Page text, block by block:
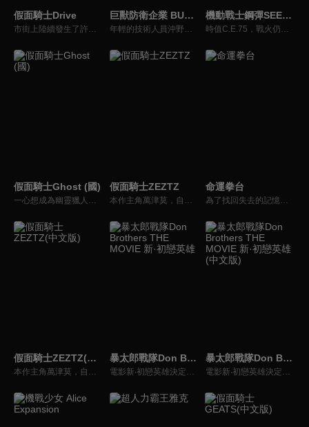
假面騎士Drive 巨獸防衛企業 BULLBUSTER 機動戰士鋼彈SEED FREEDOM
假面騎士Ghost (國)
一心想成為幽靈獵人的天空寺尊於18歲生日時，收到來自十年前亡父生前所寄的幽靈眼魂（Ghost Eyecon）後，突如其來地來自異世界的怪人眼魔出現在面前並盯上此物，甚至為救青梅竹馬月村朱里和御成而身亡。得到仙人的幫助之下而獲得Ghost驅動器變身，成為假面騎士Ghost並得以九十九日短暫的生命復甦。
假面騎士ZEZTZ
本作主角萬津莫，自稱「普通的好青年」。然而，他從小就接連遭遇各種事故、犯罪，甚至如惡夢般的不幸事件，數都數不清。現在沒有工作，與妹妹萬津美浪同住，全靠妹妹的收入過活。不過，莫擁有一項特別的才能——能夠自行選擇想做的夢，並在夢中依照自己的意志行動，也就是所謂的「清晰夢」。憑藉這項能力，他每晚都在夢裡化身無敵特務，盡情活躍。就在這個表面上看似平凡無奇的男人，有一天在夢中得到了一條變身腰帶，化身為假面騎士！更令人驚訝的是，成為假面騎士後的他，還獲得了潛入他人夢境的能力。此時，世界正因某個黑幕的陰謀，出現會寄生在人類夢境中的惡夢使者一旦寄生成功，他們甚至會將觸手伸向現實世界，企圖把這個世界改造成如惡夢般的混沌之地。要消滅惡夢使者，必須潛入他人的夢境，並在保持自我意識的情況下作戰——而全世界唯一能做到這件事的人，正是莫！就此，守護人類(以及人類的睡眠)的英雄——假面騎士ZEZTZ，正式誕生！
命運拳台
為了找回失去的記憶，少女阿肝參加了神秘的「命運拳台」，但由於在陰差陽錯下使用了禁忌的機甲，因此引發出一系列風暴……內心柔弱善良的少女駕駛著嗜血復仇的機甲，在這座命運拳台上，為了再活一次的執念共同戰鬥。
假面騎士ZEZTZ(中文版)
本作主角萬津莫，自稱「普通的好青年」。然而，他從小就接連遭遇各種事故、犯罪，甚至如惡夢般的不幸事件，數都數不清。現在沒有工作，與妹妹萬津美浪同住，全靠妹妹的收入過活。不過，莫擁有一項特別的才能——能夠自行選擇想做的夢，並在夢中依照自己的意志行動，也就是所謂的「清晰夢」。憑藉這項能力，他每晚都在夢裡化身無敵特務，盡情活躍。就在這個表面上看似平凡無奇的男人，有一天在夢中得到了一條變身腰帶，化身為假面騎士！更令人驚訝的是，成為假面騎士後的他，還獲得了潛入他人夢境的能力。此時，世界正因某個黑幕的陰謀，出現會寄生在人類夢境中的惡夢使者一旦寄生成功，他們甚至會將觸手伸向現實世界，企圖把這個世界改造成如惡夢般的混沌之地。要消滅惡夢使者，必須潛入他人的夢境，並在保持自我意識的情況下作戰——而全世界唯一能做到這件事的人，正是莫！就此，守護人類(以及人類的睡眠)的英雄——假面騎士ZEZTZ，正式誕生！
暴太郎戰隊Don Brothers THE MOVIE 新·初戀英雄
電影新‧初戀英雄決定開拍！？金牌監製三枝玲子竟為這部作品，找來桃井太郎等真‧英雄出演，並在名導演黑岩指揮下開鏡。然而黑岩導演認為靈感比任何事都更重要，以致電影拍攝朝著意想不到的混亂方向展開！到底在所有演員都陷入混亂的情況下，電影拍攝能否順利完成？
暴太郎戰隊Don Brothers THE MOVIE 新·初戀英雄(中文版)
電影新‧初戀英雄決定開拍！？金牌監製三枝玲子竟為這部作品，找來桃井太郎等真‧英雄出演，並在名導演黑岩指揮下開鏡。然而黑岩導演認為靈感比任何事都更重要，以致電影拍攝朝著意想不到的混亂方向展開！到底在所有演員都陷入混亂的情況下，電影拍攝能否順利完成？